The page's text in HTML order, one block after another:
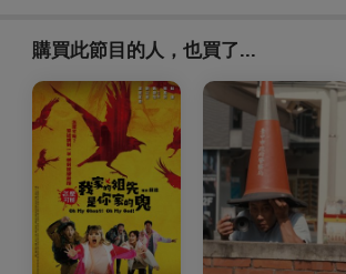
購買此節目的人，也買了...